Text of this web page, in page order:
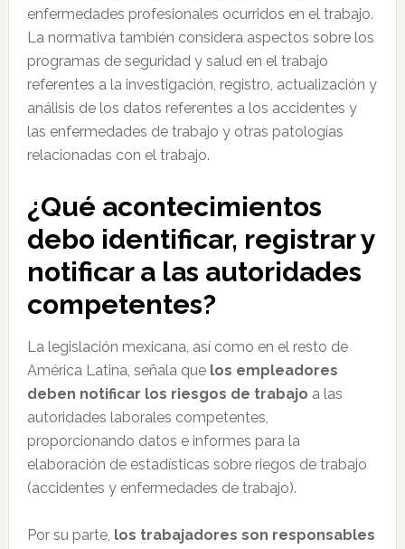
enfermedades profesionales ocurridos en el trabajo.
La normativa también considera aspectos sobre los
programas de seguridad y salud en el trabajo
referentes a la investigación, registro, actualización y
análisis de los datos referentes a los accidentes y
las enfermedades de trabajo y otras patologías
relacionadas con el trabajo.
¿Qué acontecimientos
debo identificar, registrar y
notificar a las autoridades
competentes?
La legislación mexicana, así como en el resto de
América Latina, señala que los empleadores
deben notificar los riesgos de trabajo a las
autoridades laborales competentes,
proporcionando datos e informes para la
elaboración de estadísticas sobre riegos de trabajo
(accidentes y enfermedades de trabajo).
Por su parte, los trabajadores son responsables